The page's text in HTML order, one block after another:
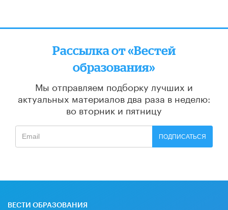
Рассылка от «Вестей
образования»
Мы отправляем подборку лучших и
актуальных материалов два раза в неделю:
во вторник и пятницу
ПОДПИСАТЬСЯ
ВЕСТИ ОБРАЗОВАНИЯ